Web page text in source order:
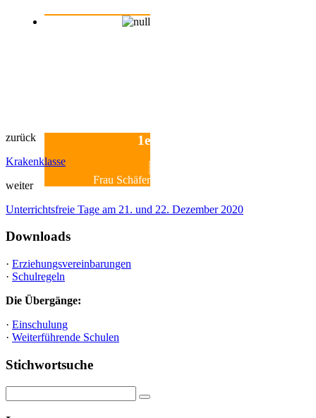
1e
Frau Schäfer
zurück
Krakenklasse
weiter
Unterrichtsfreie Tage am 21. und 22. Dezember 2020
Downloads
· Erziehungsvereinbarungen
· Schulregeln
Die Übergänge:
· Einschulung
· Weiterführende Schulen
Stichwortsuche